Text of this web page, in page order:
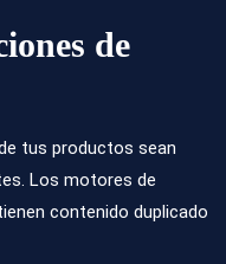
de
tus productos sean
Los motores de
contenido duplicado